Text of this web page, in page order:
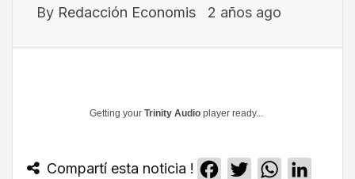
By Redacción Economis 2 años ago
Getting your Trinity Audio player ready...
Compartí esta noticia ! Facebook
TwitterWhatsApp